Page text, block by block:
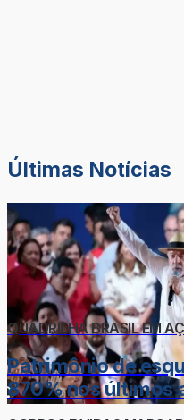
Últimas Notícias
QUADRILHA BRASIL EM
Patrimônio de
870% nos últimos